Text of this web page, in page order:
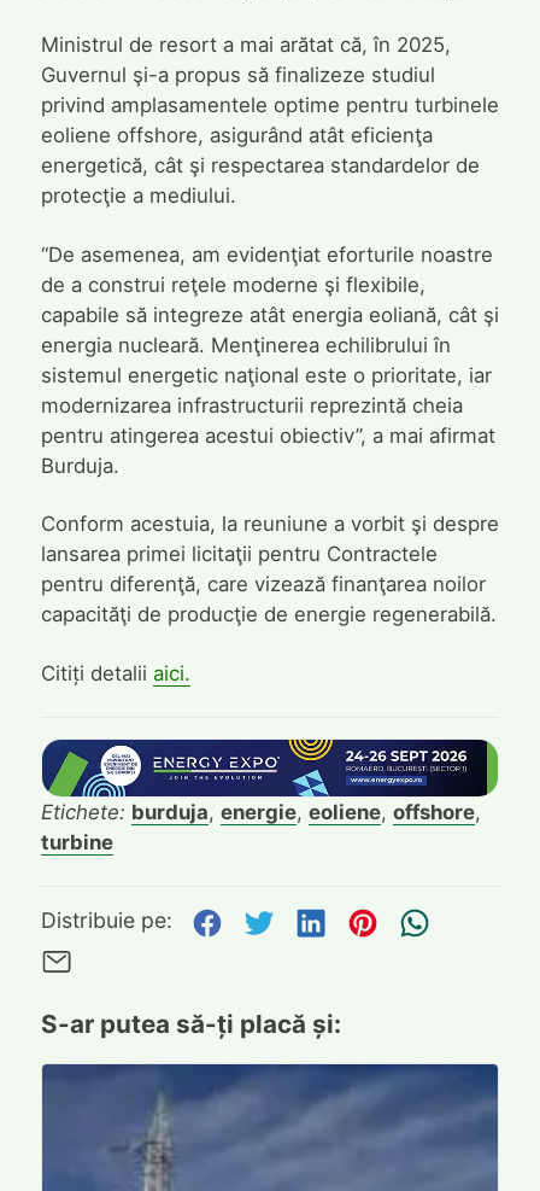
Ministrul de resort a mai arătat că, în 2025,
Guvernul şi-a propus să finalizeze studiul
privind amplasamentele optime pentru turbinele
eoliene offshore, asigurând atât eficienţa
energetică, cât şi respectarea standardelor de
protecţie a mediului.
“De asemenea, am evidenţiat eforturile noastre
de a construi reţele moderne şi flexibile,
capabile să integreze atât energia eoliană, cât şi
energia nucleară. Menţinerea echilibrului în
sistemul energetic naţional este o prioritate, iar
modernizarea infrastructurii reprezintă cheia
pentru atingerea acestui obiectiv”, a mai afirmat
Burduja.
Conform acestuia, la reuniune a vorbit şi despre
lansarea primei licitaţii pentru Contractele
pentru diferenţă, care vizează finanţarea noilor
capacităţi de producţie de energie regenerabilă.
Citiți detalii aici.
Etichete: burduja, energie, eoliene, offshore,
turbine
Distribuie pe: Distribuie pe Facebook
Distribuie pe
Distribuie pe
Distribuie
S-ar putea să-ți placă și: